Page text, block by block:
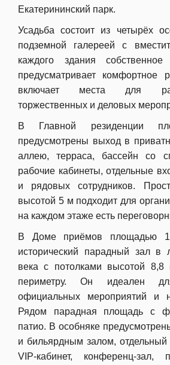
Екатерининский парк.
Усадьба состоит из четырёх
подземной галереей с
каждого здания собственное
предусматривает комфортное
включает места для
торжественных и деловых
В Главной резиденции
предусмотрены выход в
аллею, терраса, бассейн со
рабочие кабинеты, отдельные
и рядовых сотрудников.
высотой 5 м подходит для
на каждом этаже есть
В Доме приёмов площадью
исторический парадный зал в
века с потолками высотой
периметру. Он идеален
официальных мероприятий и
Рядом парадная площадь с
патио. В особняке
и бильярдным залом, отдельный
VIP-кабинет, конференц-